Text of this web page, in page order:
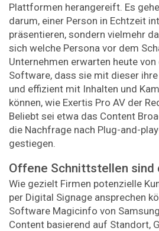
Plattformen herangereift. Es
darum, einer Person in Echtzeit
präsentieren, sondern vielmehr
sich welche Persona vor dem
Unternehmen erwarten heute
Software, dass sie mit dieser
und effizient mit Inhalten und
können, wie Exertis Pro AV der
Beliebt sei etwa das Content
die Nachfrage nach Plug-and-
gestiegen.
Offene Schnittstellen sind
Wie gezielt Firmen potenzielle
per Digital Signage ansprechen
Software Magic­info von
Content basierend auf Standort,